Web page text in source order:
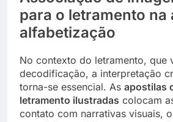
para o letramento na
alfabetização
No contexto do letramento, que
decodificação, a interpretação
torna-se essencial. As apostilas
letramento ilustradas colocam
contato com narrativas visuais,